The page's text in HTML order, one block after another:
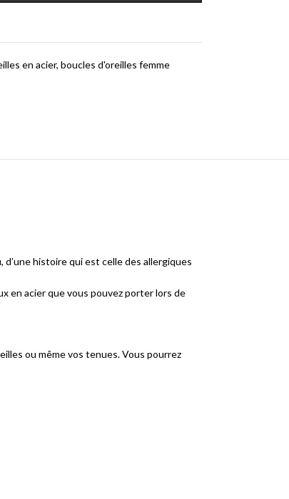
en acier, boucles d'oreilles femme
d’une histoire qui est celle des allergiques
en acier que vous pouvez porter lors de
ou même vos tenues. Vous pourrez